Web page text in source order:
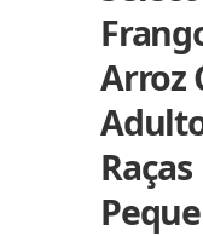
Arroz
Raças